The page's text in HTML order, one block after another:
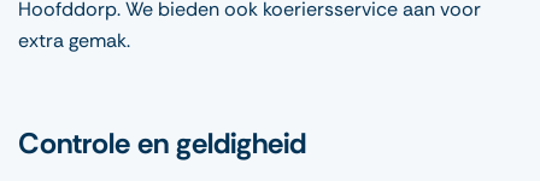
Hoofddorp. We bieden ook koeriersservice aan voor
extra gemak.
Controle en geldigheid